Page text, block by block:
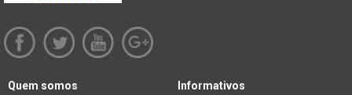
Quem somos Informativos